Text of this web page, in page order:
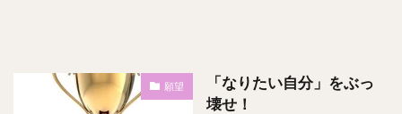
願望
「なりたい自分」をぶっ
壊せ！